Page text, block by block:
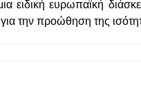
ειδική ευρωπαϊκή
την προώθηση της